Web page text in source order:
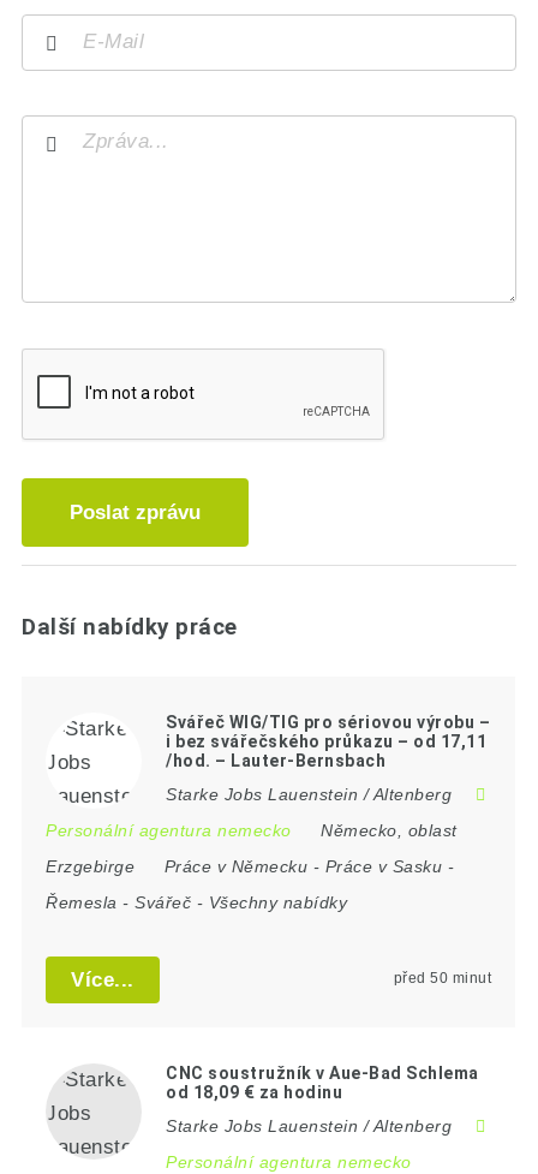
Poslat zprávu
Další nabídky práce
Svářeč WIG/TIG pro sériovou výrobu –
i bez svářečského průkazu – od 17,11
/hod. – Lauter-Bernsbach
Starke Jobs Lauenstein / Altenberg
Personální agentura nemecko
Německo, oblast
Erzgebirge
Práce v Německu - Práce v Sasku -
Řemesla -Svářeč - Všechny nabídky
Více... před 50 minut
CNC soustružník v Aue-Bad Schlema
od 18,09 € za hodinu
Starke Jobs Lauenstein / Altenberg
Personální agentura nemecko